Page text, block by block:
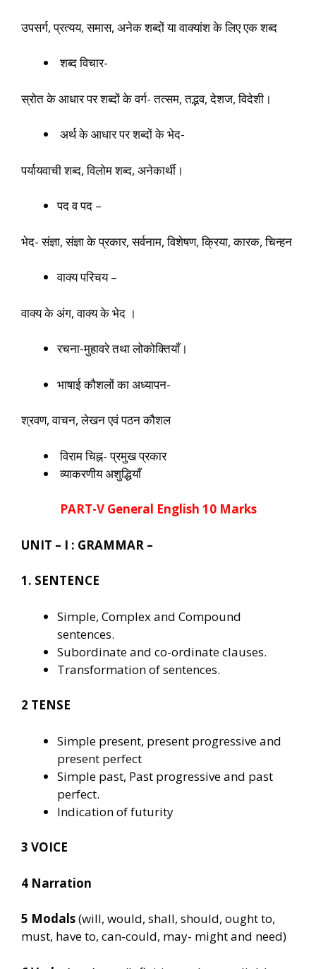
उपसर्ग, प्रत्यय, समास, अनेक शब्दों या वाक्यांश के लिए एक शब्द
शब्द विचार-
स्रोत के आधार पर शब्दों के वर्ग- तत्सम, तद्भव, देशज, विदेशी।
अर्थ के आधार पर शब्दों के भेद-
पर्यायवाची शब्द, विलोम शब्द, अनेकार्थी।
पद व पद –
भेद- संज्ञा, संज्ञा के प्रकार, सर्वनाम, विशेषण, क्रिया, कारक, चिन्हन
वाक्य परिचय –
वाक्य के अंग, वाक्य के भेद ।
रचना-मुहावरे तथा लोकोक्तियाँ।
भाषाई कौशलों का अध्यापन-
श्रवण, वाचन, लेखन एवं पठन कौशल
विराम चिह्न- प्रमुख प्रकार
व्याकरणीय अशुद्धियाँ
PART-V General English 10 Marks
UNIT – I : GRAMMAR –
1. SENTENCE
Simple, Complex and Compound
sentences.
Subordinate and co-ordinate clauses.
Transformation of sentences.
2 TENSE
Simple present, present progressive and
present perfect
Simple past, Past progressive and past
perfect.
Indication of futurity
3 VOICE
4 Narration
5 Modals(will, would, shall, should, ought to,
must, have to, can-could, may- might and need)